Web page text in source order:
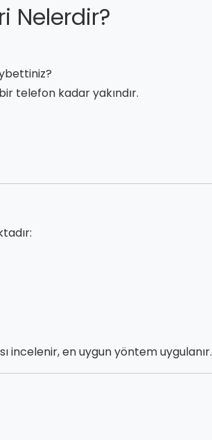
Nelerdir?
telefon kadar yakındır.
incelenir, en uygun yöntem uygulanır.